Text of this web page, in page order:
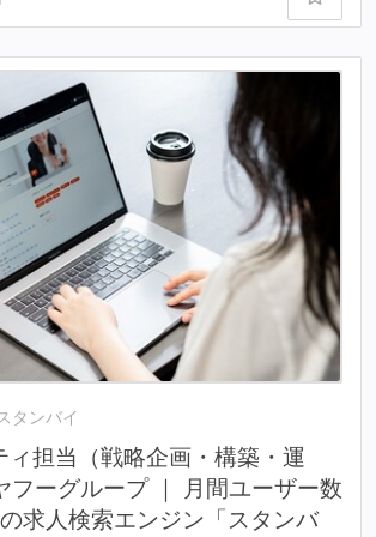
タンバイ
ィ担当（戦略企画・構築・運
フーグループ ｜ 月間ユーザー数
求人検索エンジン「スタンバ